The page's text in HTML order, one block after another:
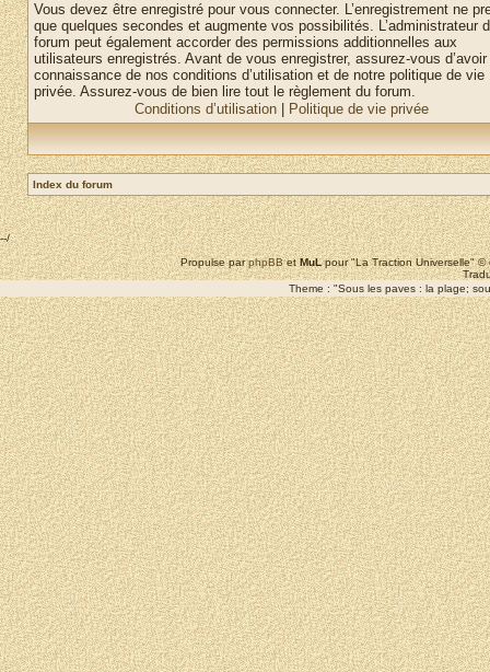
Vous devez être enregistré pour vous connecter. L’enregistrement ne
que quelques secondes et augmente vos possibilités. L’administrateur
forum peut également accorder des permissions additionnelles aux
utilisateurs enregistrés. Avant de vous enregistrer, assurez-vous
connaissance de nos conditions d’utilisation et de notre politique de vie
privée. Assurez-vous de bien lire tout le règlement du forum.
Conditions d’utilisation
Politique de vie privée
Index du forum
--/
Propulse parphpBBetMuLpour "La Traction Universelle"
Theme : "Sous les paves : la plage;